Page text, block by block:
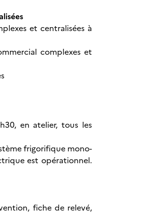
et centralisées à
complexes et
en atelier, tous les
frigorifique mono-
est opérationnel.
fiche de relevé,